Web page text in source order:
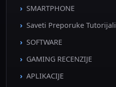
SMARTPHONE
Saveti Preporuke Tutorijali
SOFTWARE
GAMING RECENZIJE
APLIKACIJE